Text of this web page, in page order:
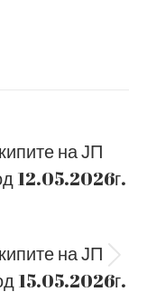
на ЈП
12.05.2026г.
на ЈП
15.05.2026г.